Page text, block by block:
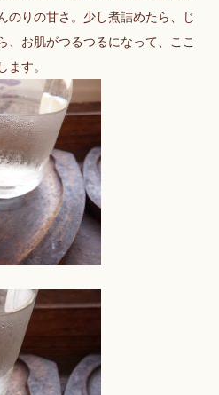
のりの甘さ。少し煮詰めたら、じ
、お肌がつるつるになって、ここ
ます。